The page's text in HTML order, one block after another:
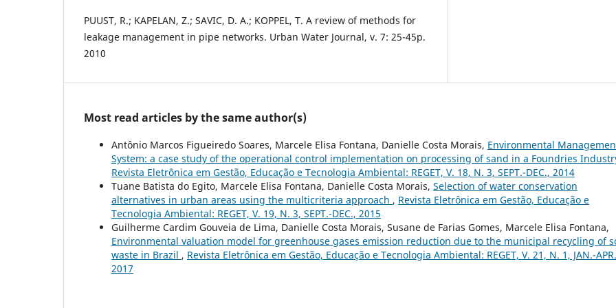
PUUST, R.; KAPELAN, Z.; SAVIC, D. A.; KOPPEL, T. A review of methods for
leakage management in pipe networks. Urban Water Journal, v. 7: 25-45p.
2010
Most read articles by the same author(s)
Antônio Marcos Figueiredo Soares, Marcele Elisa Fontana, Danielle Costa Morais, Environmental
System: a case study of the operational control implementation on processing of sand in a Foundries
Revista Eletrônica em Gestão, Educação e Tecnologia Ambiental: REGET, V. 18, N. 3, SEPT.-DEC., 2014
Tuane Batista do Egito, Marcele Elisa Fontana, Danielle Costa Morais, Selection of water conservation
alternatives in urban areas using the multicriteria approach , Revista Eletrônica em Gestão, Educação e
Tecnologia Ambiental: REGET, V. 19, N. 3, SEPT.-DEC., 2015
Guilherme Cardim Gouveia de Lima, Danielle Costa Morais, Susane de Farias Gomes, Marcele Elisa Fontana,
Environmental valuation model for greenhouse gases emission reduction due to the municipal recycling of
waste in Brazil , Revista Eletrônica em Gestão, Educação e Tecnologia Ambiental: REGET, V. 21, N. 1, JAN.-
2017